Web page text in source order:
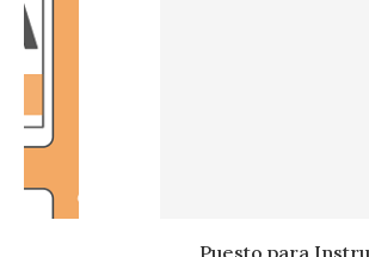
Puesto para Instructor Pilates